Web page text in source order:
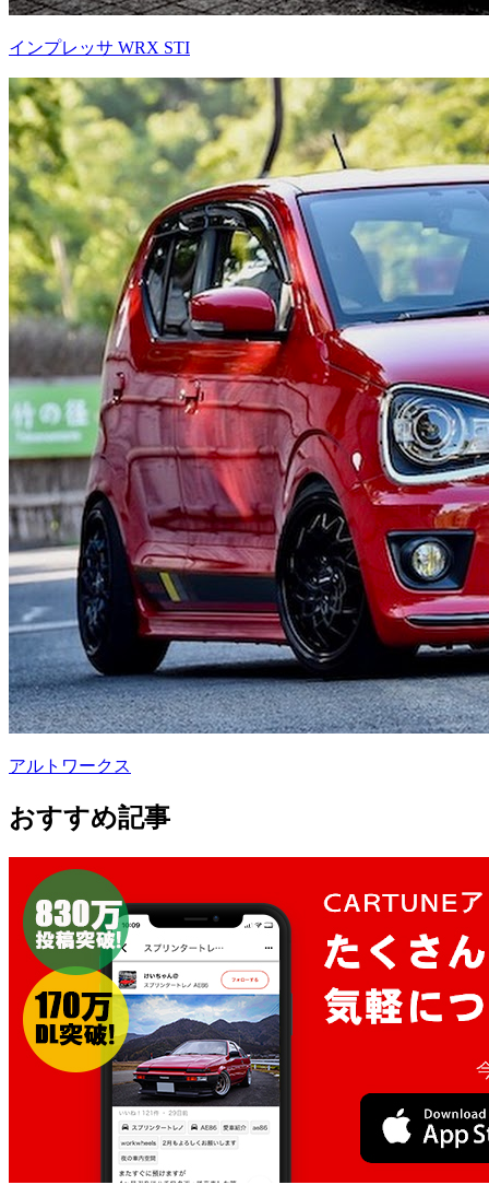
インプレッサ WRX STI
アルトワークス
おすすめ記事